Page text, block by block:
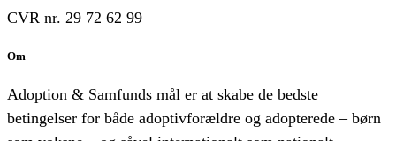
CVR nr. 29 72 62 99
Om
Adoption & Samfunds mål er at skabe de bedste
betingelser for både adoptivforældre og adopterede – børn